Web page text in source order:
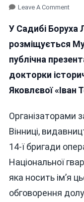
Leave A CommentOn
Про
Івана
І
У Садибі Боруха
розміщується
публічна
докторки
Яковлєвої «Іван
Організаторами
Вінниці,
14-ї бригади
Національної
яка носить ім’я
обговорення